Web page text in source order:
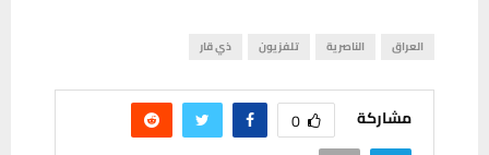
العراق الناصرية تلفزيون ذي قار
مشاركة 0